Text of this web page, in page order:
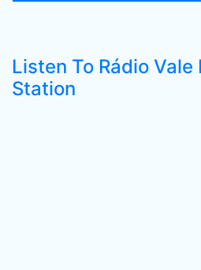
Listen To Rádio Vale
Station